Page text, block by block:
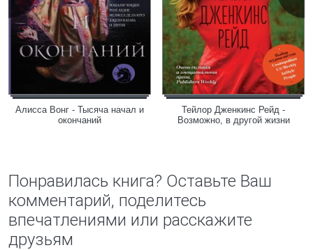
Алисса Вонг - Тысяча начал и
окончаний
Тейлор Дженкинс Рейд -
Возможно, в другой жизни
Понравилась книга? Оставьте Ваш
комментарий, поделитесь
впечатлениями или расскажите
друзьям